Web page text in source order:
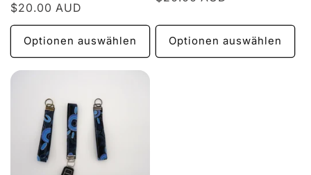
Normaler
Preis
$20.00 AUD
Optionen auswählen Optionen auswählen